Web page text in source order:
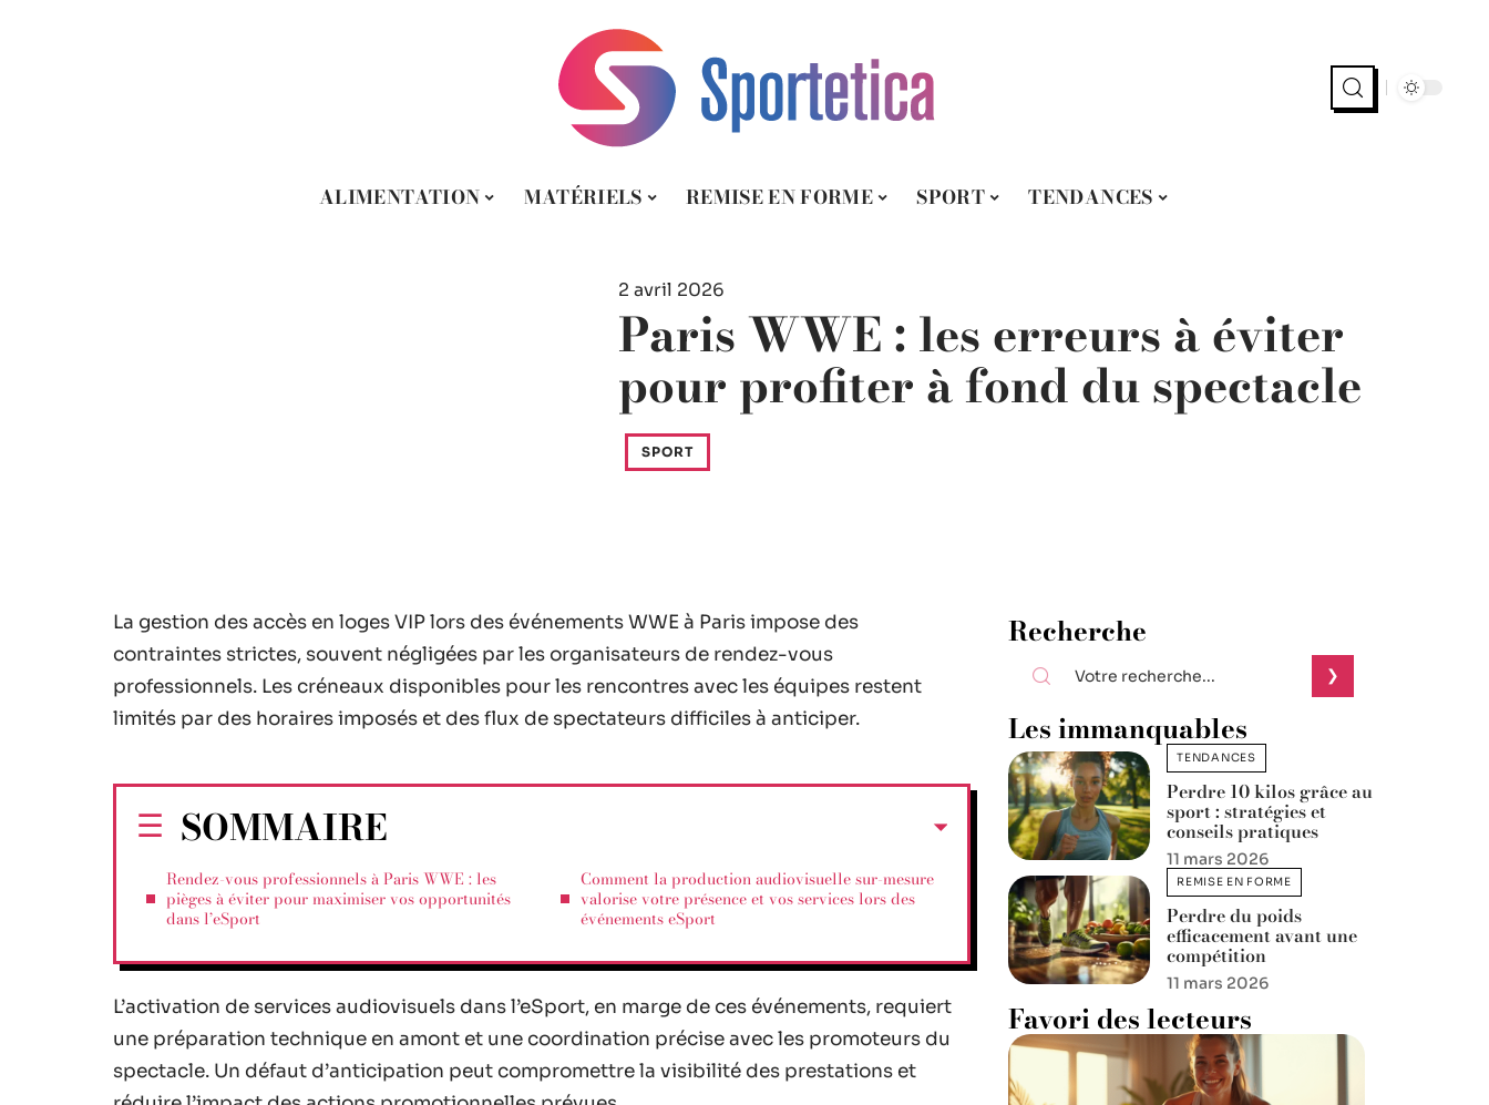
ALIMENTATION MATÉRIELS REMISE EN FORME SPORT TENDANCES
2 avril 2026
Paris WWE : les erreurs à éviter
pour profiter à fond du spectacle
SPORT
La gestion des accès en loges VIP lors des événements WWE à Paris impose des
contraintes strictes, souvent négligées par les organisateurs de rendez-vous
professionnels. Les créneaux disponibles pour les rencontres avec les équipes restent
limités par des horaires imposés et des flux de spectateurs difficiles à anticiper.
SOMMAIRE
Rendez-vous professionnels à Paris WWE : les
pièges à éviter pour maximiser vos opportunités
dans l’eSport
Comment la production audiovisuelle sur-mesure
valorise votre présence et vos services lors des
événements eSport
L’activation de services audiovisuels dans l’eSport, en marge de ces événements, requiert
une préparation technique en amont et une coordination précise avec les promoteurs du
spectacle. Un défaut d’anticipation peut compromettre la visibilité des prestations et
Recherche
Les immanquables
TENDANCES
Perdre 10 kilos grâce au
sport : stratégies et
conseils pratiques
11 mars 2026
REMISE EN FORME
Perdre du poids
efficacement avant une
compétition
11 mars 2026
Favori des lecteurs